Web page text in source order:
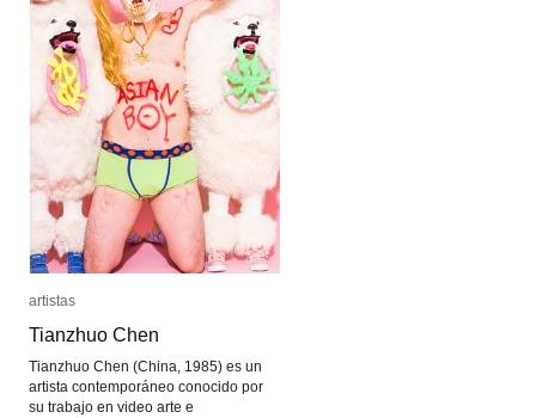
artistas
Tianzhuo Chen
Tianzhuo Chen (China, 1985) es un
artista contemporáneo conocido por
su trabajo en video arte e
artistas
Tianzhuo Chen